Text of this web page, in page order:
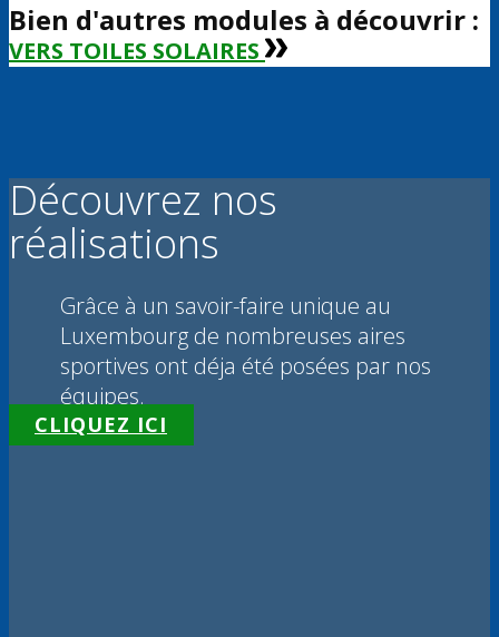
Bien d'autres modules à découvrir :
VERS TOILES SOLAIRES
Découvrez nos
réalisations
Grâce à un savoir-faire unique au
Luxembourg de nombreuses aires
sportives ont déja été posées par nos
équipes.
CLIQUEZ ICI